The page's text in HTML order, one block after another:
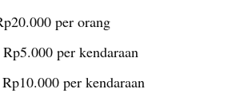
per orang
per kendaraan
per kendaraan